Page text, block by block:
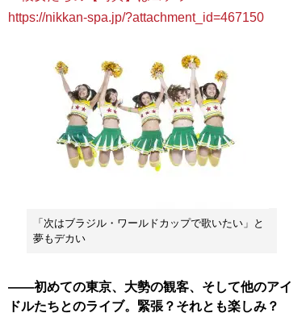
https://nikkan-spa.jp/?attachment_id=467150
「次はブラジル・ワールドカップで歌いたい」と
夢もデカい
――初めての東京、大勢の観客、そして他のアイ
ドルたちとのライブ。緊張？それとも楽しみ？